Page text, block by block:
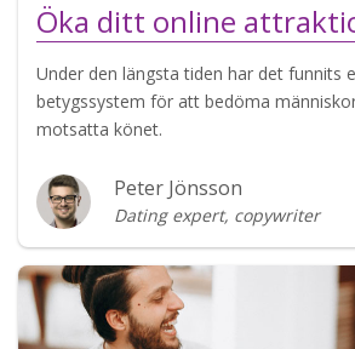
Öka ditt online
Under den längsta tiden har det funnits
betygssystem för att bedöma
motsatta könet.
Peter Jönsson
Dating expert, copywriter